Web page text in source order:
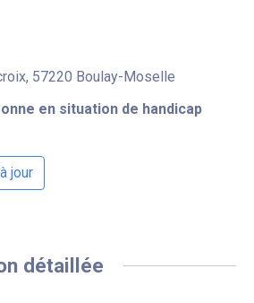
57220 Boulay-Moselle
en situation de handicap
jour
détaillée